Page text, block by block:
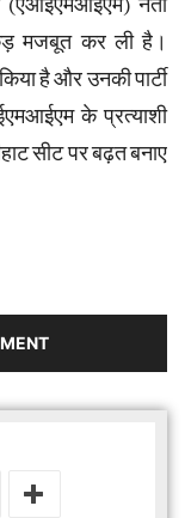
(एआईएमआईएम) नेता
मजबूत कर ली है।
है और उनकी पार्टी
के प्रत्याशी
सीट पर बढ़त बनाए